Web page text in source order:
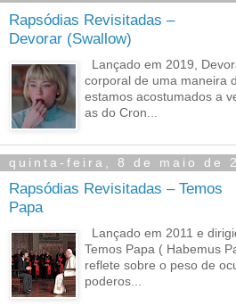
Rapsódias Revisitadas –
Devorar (Swallow)
Lançado em 2019,
corporal de uma maneira
estamos acostumados a
as do Cron...
quinta-feira, 8 de maio de
Rapsódias Revisitadas – Temos
Papa
Lançado em 2011 e
Temos Papa ( Habemus
reflete sobre o peso de
poderos...